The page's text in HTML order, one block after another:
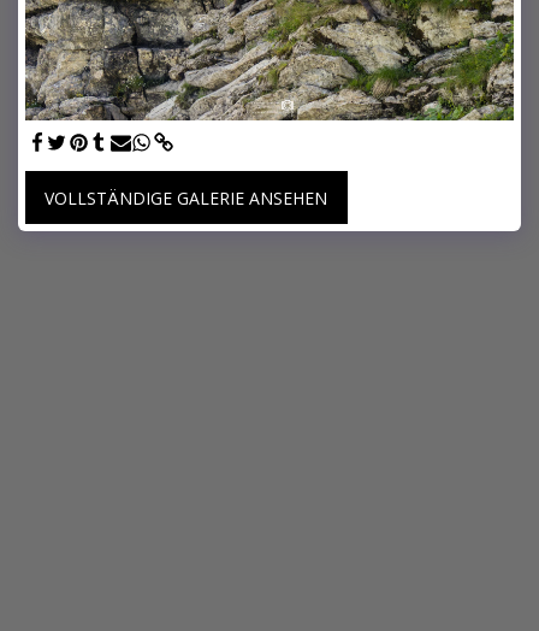
VOLLSTÄNDIGE GALERIE ANSEHEN